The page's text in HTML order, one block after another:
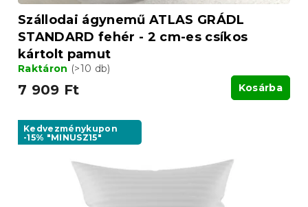
Szállodai ágynemű ATLAS GRÁDL
STANDARD fehér - 2 cm-es csíkos
kártolt pamut
Raktáron (>10 db)
7 909 Ft Kosárba
Kedvezménykupon
-15% "MINUSZ15"